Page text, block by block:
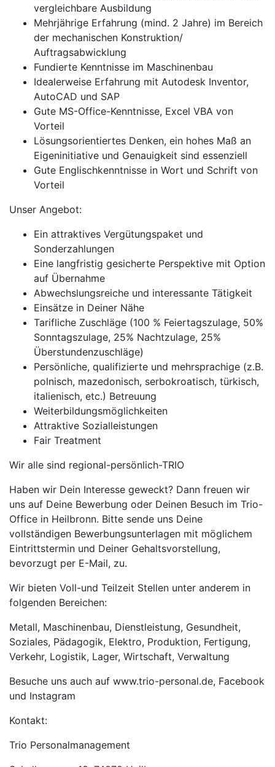
vergleichbare Ausbildung
Mehrjährige Erfahrung (mind. 2 Jahre) im Bereich
der mechanischen Konstruktion/
Auftragsabwicklung
Fundierte Kenntnisse im Maschinenbau
Idealerweise Erfahrung mit Autodesk Inventor,
AutoCAD und SAP
Gute MS-Office-Kenntnisse, Excel VBA von
Vorteil
Lösungsorientiertes Denken, ein hohes Maß an
Eigeninitiative und Genauigkeit sind essenziell
Gute Englischkenntnisse in Wort und Schrift von
Vorteil
Unser Angebot:
Ein attraktives Vergütungspaket und
Sonderzahlungen
Eine langfristig gesicherte Perspektive mit Option
auf Übernahme
Abwechslungsreiche und interessante Tätigkeit
Einsätze in Deiner Nähe
Tarifliche Zuschläge (100 % Feiertagszulage, 50%
Sonntagszulage, 25% Nachtzulage, 25%
Überstundenzuschläge)
Persönliche, qualifizierte und mehrsprachige (z.B.
polnisch, mazedonisch, serbokroatisch, türkisch,
italienisch, etc.) Betreuung
Weiterbildungsmöglichkeiten
Attraktive Sozialleistungen
Fair Treatment
Wir alle sind regional-persönlich-TRIO
Haben wir Dein Interesse geweckt? Dann freuen wir
uns auf Deine Bewerbung oder Deinen Besuch im Trio-
Office in Heilbronn. Bitte sende uns Deine
vollständigen Bewerbungsunterlagen mit möglichem
Eintrittstermin und Deiner Gehaltsvorstellung,
bevorzugt per E-Mail, zu.
Wir bieten Voll-und Teilzeit Stellen unter anderem in
folgenden Bereichen:
Metall, Maschinenbau, Dienstleistung, Gesundheit,
Soziales, Pädagogik, Elektro, Produktion, Fertigung,
Verkehr, Logistik, Lager, Wirtschaft, Verwaltung
Besuche uns auch auf www.trio-personal.de, Facebook
und Instagram
Kontakt:
Trio Personalmanagement